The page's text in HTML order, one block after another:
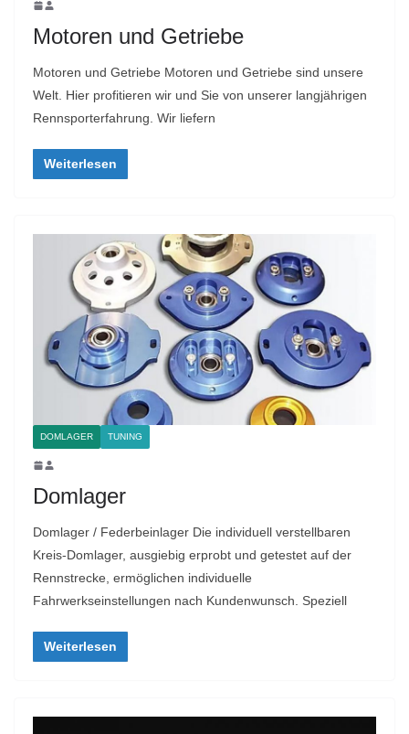
Motoren und Getriebe
Motoren und Getriebe Motoren und Getriebe sind unsere
Welt. Hier profitieren wir und Sie von unserer langjährigen
Rennsporterfahrung. Wir liefern
Weiterlesen
DOMLAGER TUNING
Domlager
Domlager / Federbeinlager Die individuell verstellbaren
Kreis-Domlager, ausgiebig erprobt und getestet auf der
Rennstrecke, ermöglichen individuelle
Fahrwerkseinstellungen nach Kundenwunsch. Speziell
Weiterlesen